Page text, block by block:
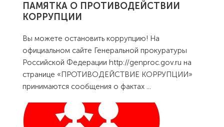
ПАМЯТКА О ПРОТИВОДЕЙСТВИИ
КОРРУПЦИИ
Вы можете остановить коррупцию! На
официальном сайте Генеральной прокуратуры
Российской Федерации http://genproc.gov.ru на
странице «ПРОТИВОДЕЙСТВИЕ КОРРУПЦИИ»
принимаются сообщения о фактах ...